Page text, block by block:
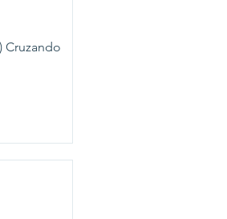
Cruzando